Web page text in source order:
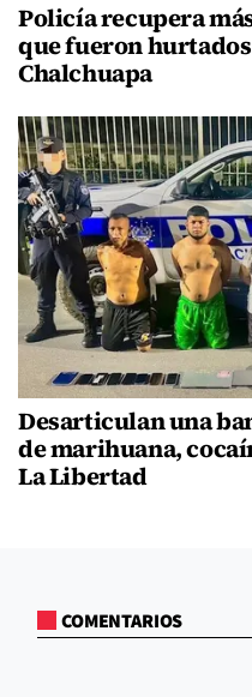
Policía recupera
que fueron hurtados
Chalchuapa
Desarticulan una
de marihuana,
La Libertad
COMENTARIOS